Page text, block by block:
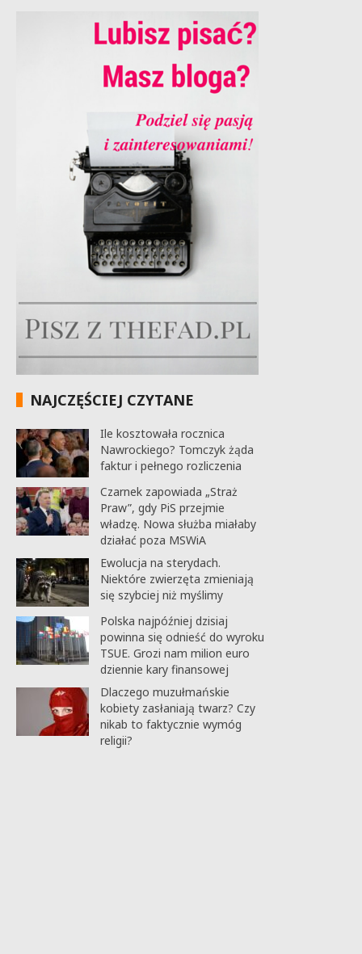
NAJCZĘŚCIEJ CZYTANE
Ile kosztowała rocznica
Nawrockiego? Tomczyk żąda
faktur i pełnego rozliczenia
Czarnek zapowiada „Straż
Praw”, gdy PiS przejmie
władzę. Nowa służba miałaby
działać poza MSWiA
Ewolucja na sterydach.
Niektóre zwierzęta zmieniają
się szybciej niż myślimy
Polska najpóźniej dzisiaj
powinna się odnieść do wyroku
TSUE. Grozi nam milion euro
dziennie kary finansowej
Dlaczego muzułmańskie
kobiety zasłaniają twarz? Czy
nikab to faktycznie wymóg
religii?